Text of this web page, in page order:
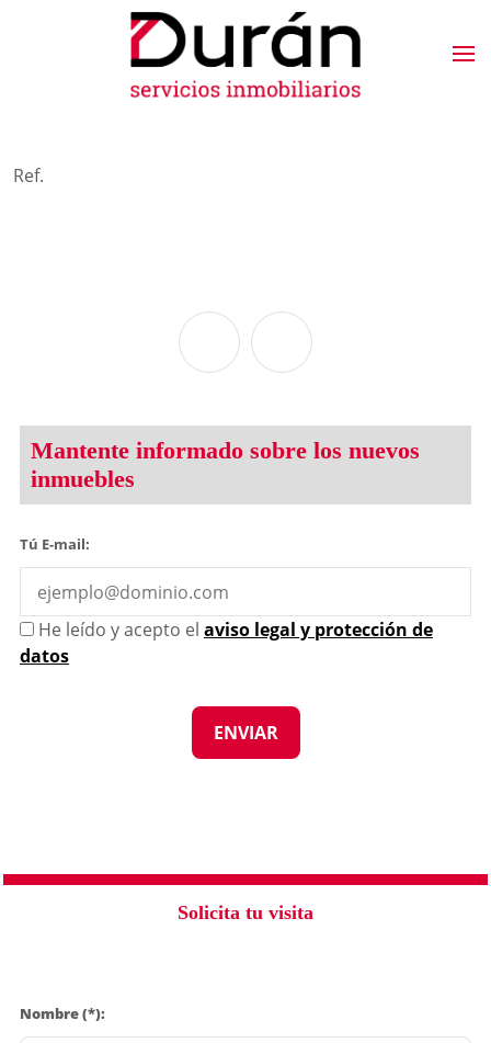
Ref.
Solicita tu visita
Nombre (*):
Mantente informado sobre los nuevos
inmuebles
Tú E-mail:
He leído y acepto el aviso legal y protección de
datos